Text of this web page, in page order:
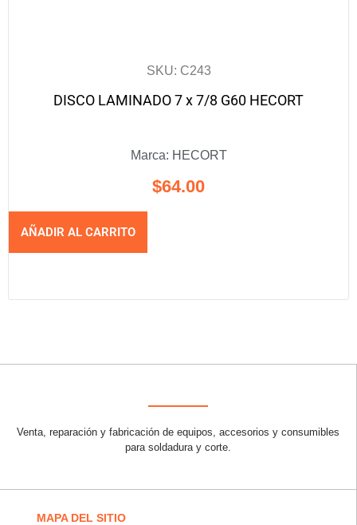
SKU: C243
DISCO LAMINADO 7 x 7/8 G60 HECORT
Marca: HECORT
$64.00
AÑADIR AL CARRITO
Venta, reparación y fabricación de equipos, accesorios y consumibles
para soldadura y corte.
MAPA DEL SITIO